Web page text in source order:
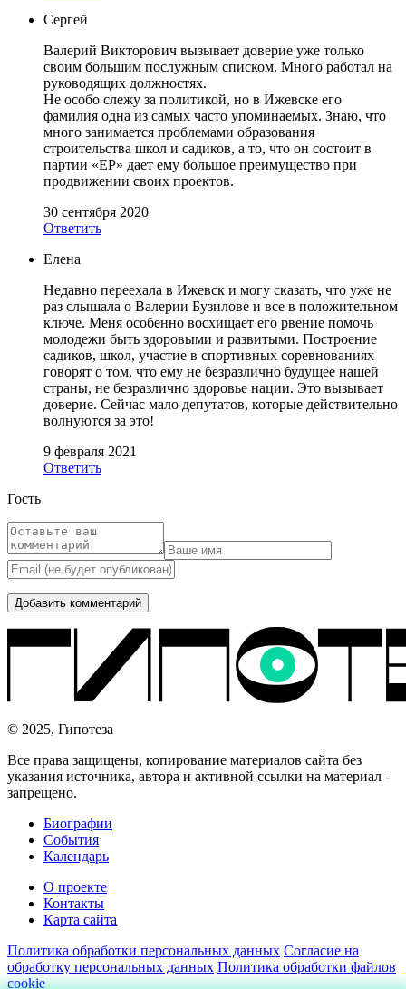
Сергей
Валерий Викторович вызывает доверие уже только
своим большим послужным списком. Много работал на
руководящих должностях.
Не особо слежу за политикой, но в Ижевске его
фамилия одна из самых часто упоминаемых. Знаю, что
много занимается проблемами образования
строительства школ и садиков, а то, что он состоит в
партии «ЕР» дает ему большое преимущество при
продвижении своих проектов.
30 сентября 2020
Ответить
Елена
Недавно переехала в Ижевск и могу сказать, что уже не
раз слышала о Валерии Бузилове и все в положительном
ключе. Меня особенно восхищает его рвение помочь
молодежи быть здоровыми и развитыми. Построение
садиков, школ, участие в спортивных соревнованиях
говорят о том, что ему не безразлично будущее нашей
страны, не безразлично здоровье нации. Это вызывает
доверие. Сейчас мало депутатов, которые действительно
волнуются за это!
9 февраля 2021
Ответить
Гость
© 2025, Гипотеза
Все права защищены, копирование материалов сайта без
указания источника, автора и активной ссылки на материал -
запрещено.
Биографии
События
Календарь
О проекте
Контакты
Карта сайта
Политика обработки персональных данных Согласие на
обработку персональных данных Политика обработки файлов
cookie